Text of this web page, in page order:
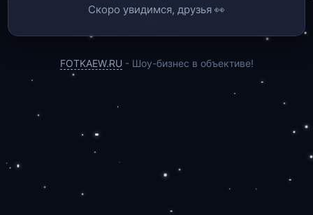
Скоро увидимся, друзья 👀
FOTKAEW.RU - Шоу-бизнес в объективе!